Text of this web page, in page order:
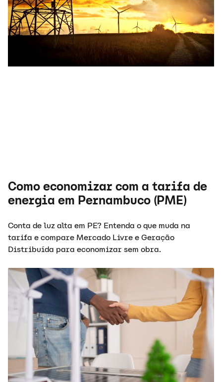
Como economizar com a tarifa de
energia em Pernambuco (PME)
Conta de luz alta em PE? Entenda o que muda na
tarifa e compare Mercado Livre e Geração
Distribuída para economizar sem obra.